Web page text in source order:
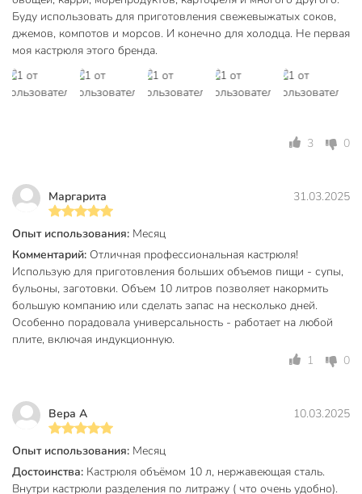
Какие размеры у кастрюли Daniks SD-6BP-10?
Диаметр — 27 см, диаметр дна — 24 см, высота с крышкой
— 26 см, толщина дна — 3 мм. Крышка из стекла с
клапаном и мерная шкала внутри.
и другие товары в нашем интернет-магазине в Тамбове по
Техническая информация
Вес, кг
Толщина дна, мм
3 мм
Диаметр дна, см
24 см
Объем, л
Высота с крышкой, см
Бренд
Страна производства
Китай
Буду использовать для приготовления свежевыжатых соков,
джемов, компотов и морсов. И конечно для холодца. Не первая
моя кастрюля этого бренда.
3 0
Маргарита 31.03.2025
Опыт использования: Месяц
Комментарий: Отличная профессиональная кастрюля!
Использую для приготовления больших объемов пищи - супы,
бульоны, заготовки. Объем 10 литров позволяет накормить
большую компанию или сделать запас на несколько дней.
Особенно порадовала универсальность - работает на любой
плите, включая индукционную.
1
0
Вера А 10.03.2025
Опыт использования: Месяц
Достоинства: Кастрюля объёмом 10 л, нержавеющая сталь.
Внутри кастрюли разделения по литражу ( что очень удобно).